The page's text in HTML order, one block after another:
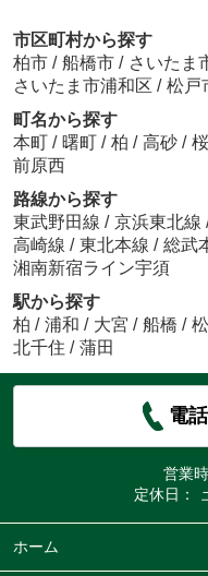
市区町村から探す
柏市 / 船橋市 / さいたま
さいたま市浦和区 / 松戸
町名から探す
本町 / 曙町 / 柏 / 高砂 /
前原西
路線から探す
東武野田線 / 京浜東北線
高崎線 / 東北本線 / 総武
湘南新宿ライン宇須
駅から探す
柏 / 浦和 / 大宮 / 船橋 /
北千住 / 蒲田
電
営業
定休日：
ホーム